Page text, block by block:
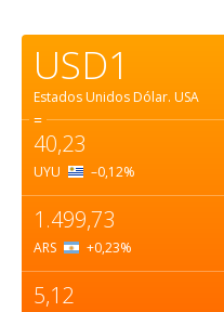
USD1
Estados Unidos Dólar. USA
=
40,23
UYU –0,12%
1.499,73
ARS +0,23%
5,12